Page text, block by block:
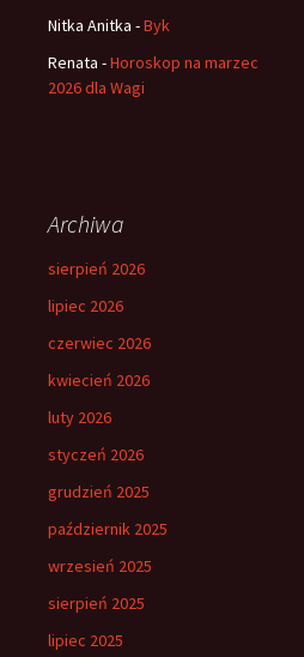
Nitka Anitka -Byk
Renata -Horoskop na marzec
2026 dla Wagi
Archiwa
sierpień 2026
lipiec 2026
czerwiec 2026
kwiecień 2026
luty 2026
styczeń 2026
grudzień 2025
październik 2025
wrzesień 2025
sierpień 2025
lipiec 2025